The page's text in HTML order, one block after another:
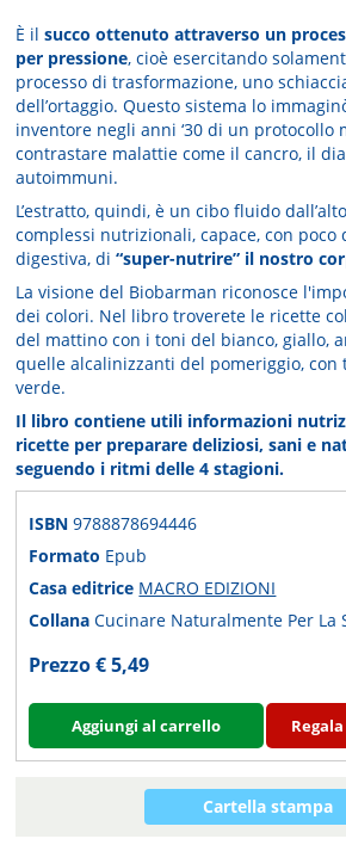
È ilsucco ottenuto attraverso un
per pressione, cioè esercitando
processo di trasformazione, uno
dell’ortaggio. Questo sistema lo
inventore negli anni ‘30 di un protocollo
contrastare malattie come il cancro, il
autoimmuni.
L’estratto, quindi, è un cibo fluido
complessi nutrizionali, capace, con
digestiva, di“super-nutrire” il nostro
La visione del Biobarman riconosce
dei colori. Nel libro troverete le ricette
del mattino con i toni del bianco, giallo,
quelle alcalinizzanti del pomeriggio,
verde.
Il libro contiene utili informazioni
ricette per preparare deliziosi, sani e
seguendo i ritmi delle 4 stagioni.
ISBN9788878694446
Formato Epub
Casa editrice MACRO EDIZIONI
CollanaCucinare Naturalmente Per La
Prezzo € 5,49
Aggiungi al carrello
Cartella stampa